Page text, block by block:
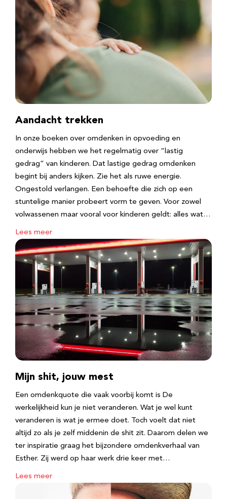
Aandacht trekken
In onze boeken over omdenken in opvoeding en
onderwijs hebben we het regelmatig over “lastig
gedrag” van kinderen. Dat lastige gedrag omdenken
begint bij anders kijken. Zie het als ruwe energie.
Ongestold verlangen. Een behoefte die zich op een
stuntelige manier probeert vorm te geven. Voor zowel
volwassenen maar vooral voor kinderen geldt: alles wat…
Lees meer
Mijn shit, jouw mest
Een omdenkquote die vaak voorbij komt is De
werkelijkheid kun je niet veranderen. Wat je wel kunt
veranderen is wat je ermee doet. Toch voelt dat niet
altijd zo als je zelf middenin de shit zit. Daarom delen we
ter inspiratie graag het bijzondere omdenkverhaal van
Esther. Zij werd op haar werk drie keer met…
Lees meer